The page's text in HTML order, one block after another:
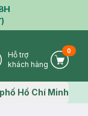
IconPhone Icon
Hỗ trợ
khách hàng
Cart
0
Hồ Chí Minh